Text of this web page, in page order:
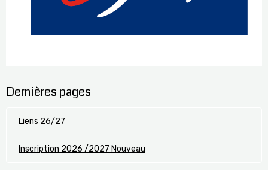
Dernières pages
Liens 26/27
Inscription 2026 /2027 Nouveau